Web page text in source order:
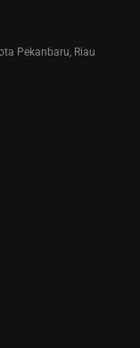
Pekanbaru, Riau